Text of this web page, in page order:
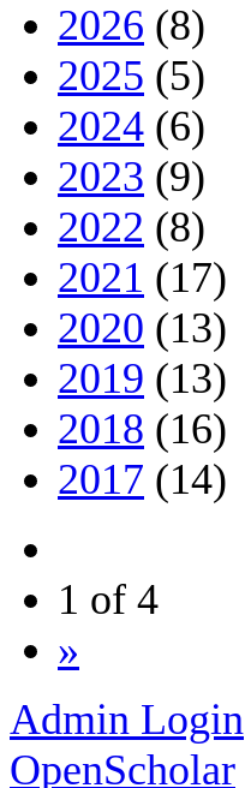
2026 (8)
2025 (5)
2024 (6)
2023 (9)
2022 (8)
2021 (17)
2020 (13)
2019 (13)
2018 (16)
2017 (14)
1 of 4
»
Admin Login
OpenScholar